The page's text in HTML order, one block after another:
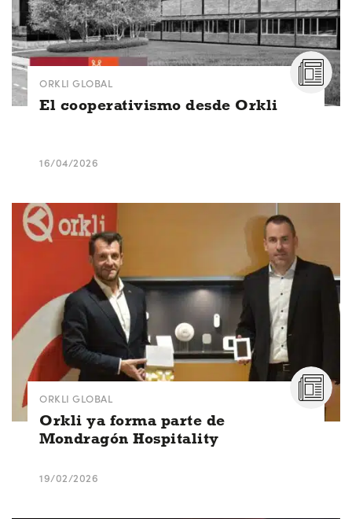
ORKLI GLOBAL
El cooperativismo desde Orkli
16/04/2026
ORKLI GLOBAL
Orkli ya forma parte de
Mondragón Hospitality
19/02/2026